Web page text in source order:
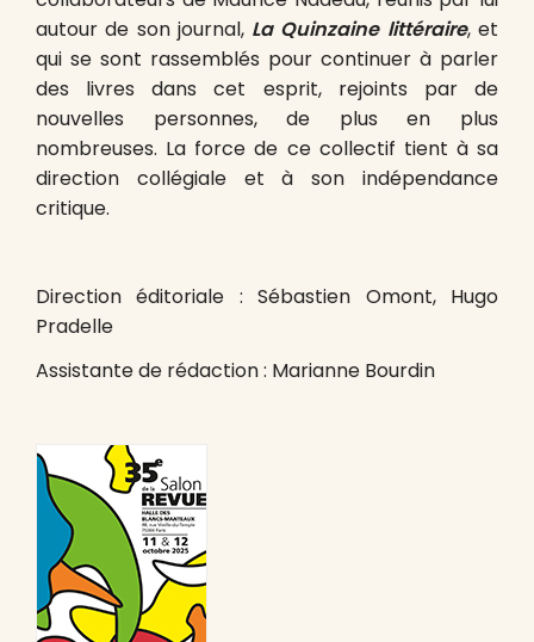
autour de son journal, La Quinzaine littéraire, et
qui se sont rassemblés pour continuer à parler
des livres dans cet esprit, rejoints par de
nouvelles personnes, de plus en plus
nombreuses. La force de ce collectif tient à sa
direction collégiale et à son indépendance
critique.
Direction éditoriale : Sébastien Omont, Hugo
Pradelle
Assistante de rédaction : Marianne Bourdin